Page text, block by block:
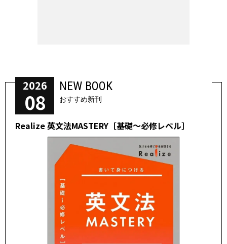
2026
08
NEW BOOK
おすすめ新刊
Realize 英文法MASTERY［基礎～必修レベル］